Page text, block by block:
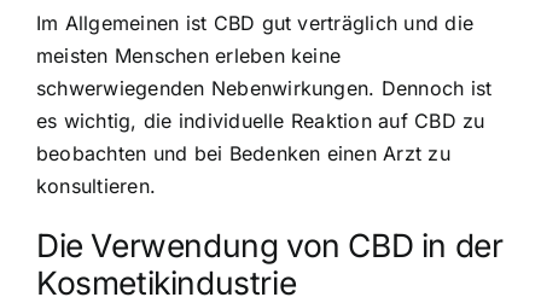
Im Allgemeinen ist CBD gut verträglich und die
meisten Menschen erleben keine
schwerwiegenden Nebenwirkungen. Dennoch ist
es wichtig, die individuelle Reaktion auf CBD zu
beobachten und bei Bedenken einen Arzt zu
konsultieren.
Die Verwendung von CBD in der
Kosmetikindustrie